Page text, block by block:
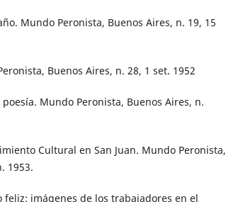
Mundo Peronista, Buenos Aires, n. 19, 15
Buenos Aires, n. 28, 1 set. 1952
Mundo Peronista, Buenos Aires, n.
Cultural en San Juan. Mundo Peronista,
1953.
feliz: imágenes de los trabajadores en el